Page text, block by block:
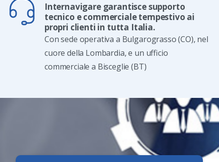
Internavigare garantisce supporto
tecnico e commerciale tempestivo ai
propri clienti in tutta Italia.
Con sede operativa a Bulgarograsso (CO), nel
cuore della Lombardia, e un ufficio
commerciale a Bisceglie (BT)